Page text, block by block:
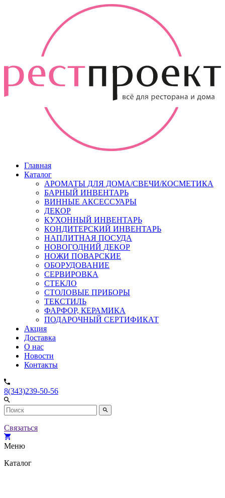
Главная
Каталог
АРОМАТЫ ДЛЯ ДОМА/СВЕЧИ/КОСМЕТИКА
БАРНЫЙ ИНВЕНТАРЬ
ВИННЫЕ АКСЕССУАРЫ
ДЕКОР
КУХОННЫЙ ИНВЕНТАРЬ
КОНДИТЕРСКИЙ ИНВЕНТАРЬ
НАПЛИТНАЯ ПОСУДА
НОВОГОДНИЙ ДЕКОР
НОЖИ ПОВАРСКИЕ
ОБОРУДОВАНИЕ
СЕРВИРОВКА
СТЕКЛО
СТОЛОВЫЕ ПРИБОРЫ
ТЕКСТИЛЬ
ФАРФОР, КЕРАМИКА
ПОДАРОЧНЫЙ СЕРТИФИКАТ
Акция
Доставка
О нас
Новости
Контакты
8(343)239-50-56
Связаться
Меню
Каталог